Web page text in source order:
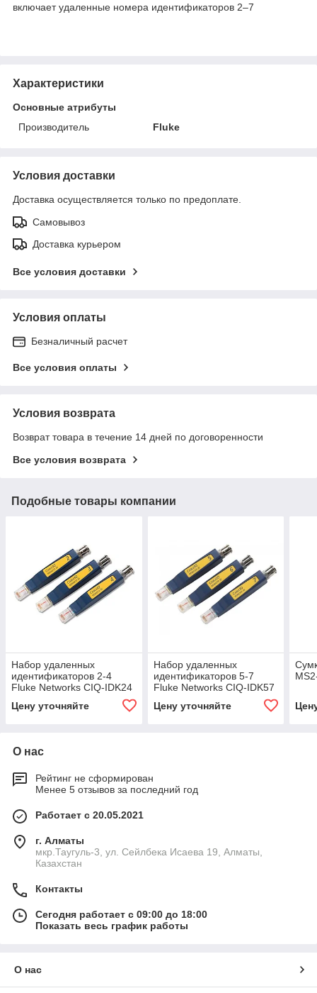
включает удаленные номера идентификаторов 2–7
Характеристики
Основные атрибуты
Производитель
Fluke
Условия доставки
Доставка осуществляется только по предоплате.
Самовывоз
Доставка курьером
Все условия доставки
Условия оплаты
Безналичный расчет
Все условия оплаты
Условия возврата
Возврат товара в течение 14 дней по договоренности
Все условия возврата
Подобные товары компании
Набор удаленных
идентификаторов 2-4
Fluke Networks CIQ-IDK24
Цену уточняйте
Набор удаленных
идентификаторов 5-7
Fluke Networks CIQ-IDK57
Цену уточняйте
О нас
Рейтинг не сформирован
Менее 5 отзывов за последний год
Работает с 20.05.2021
г. Алматы
мкр.Таугуль-3, ул. Сейлбека Исаева 19, Алматы,
Казахстан
Контакты
Сегодня работает с 09:00 до 18:00
Показать весь график работы
О нас